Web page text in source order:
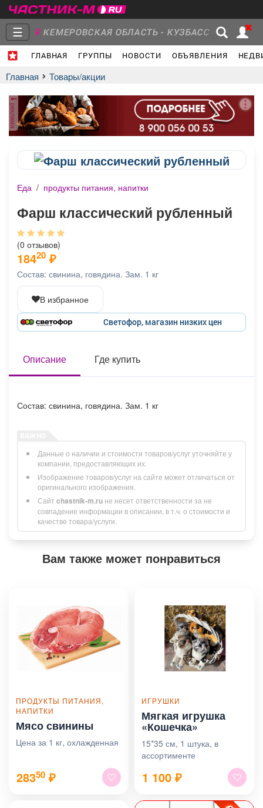
☰ КЕМЕРОВСКАЯ ОБЛАСТЬ - КУЗБАСС
ГЛАВНАЯ ГРУППЫ НОВОСТИ ОБЪЯВЛЕНИЯ
Главная
Объявления Недвижимость Услуги
Афиша Обучение
ТВ программа Я - пенсионер
Главная Товары/акции
реклама
Еда / продукты питания, напитки
Фарш классический рубленный
(0 отзывов)
18420 ₽
Состав: свинина, говядина. Зам. 1 кг
В избранное
Светофор, магазин низких цен
Описание Где купить
Состав: свинина, говядина. Зам. 1 кг
Данные о наличии и стоимости товаров/услуг уточняйте у
компании, предоставляющих их.
Изображение товаров/услуг на сайте может отличаться от
оригинального изображения.
Сайт chastnik-m.ru не несет ответственности за не
совпадение информации в описании, в т.ч. о стоимости и
качестве товара/услуги.
Вам также может понравиться
ПРОДУКТЫ ПИТАНИЯ,
НАПИТКИ
Мясо свинины
Цена за 1 кг, охлажденная
28350 ₽
ИГРУШКИ
Мягкая игрушка
«Кошечка»
15*35 см, 1 штука, в
ассортименте
1 100 ₽